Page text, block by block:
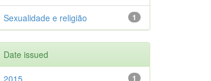
1
Sexualidade e religião
Date issued
1
2015